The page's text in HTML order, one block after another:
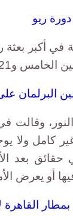
ريو
مصر 122 رياضيا بينهم
أغسطس المقبل.
على
وقالت
كامل ولا
بعد
أو يعرض
القاهرة